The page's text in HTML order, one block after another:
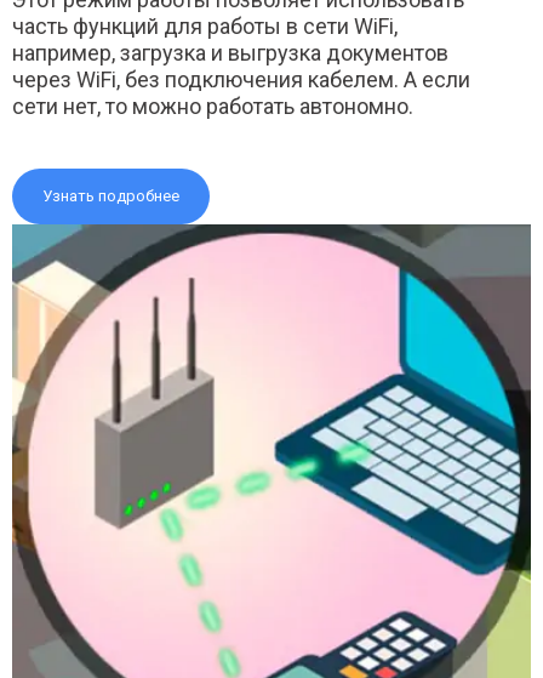
часть функций для работы в сети WiFi,
например, загрузка и выгрузка документов
через WiFi, без подключения кабелем. А если
сети нет, то можно работать автономно.
Узнать подробнее